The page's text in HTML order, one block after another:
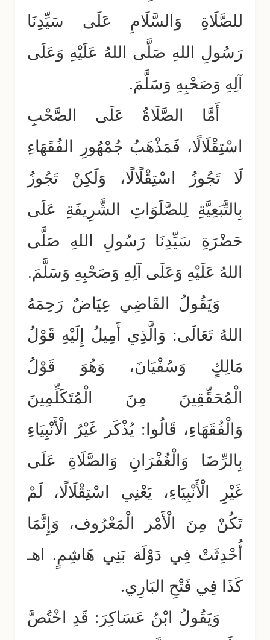
للصَّلَاةِ وَالسَّلَامِ عَلَى سَيِّدِنَا
رَسُولِ اللهِ صَلَّى اللهُ عَلَيْهِ وَعَلَى
آلِهِ وَصَحْبِهِ وَسَلَّمَ.
أَمَّا الصَّلَاةُ عَلَى الصَّحْبِ
اسْتِقْلَالًا، فَمَذْهَبُ جُمْهُورِ الفُقَهَاءِ
لَا تَجُوزُ اسْتِقْلًالًا، وَلَكِنْ تَجُوزُ
بِالتَّبَعِيَّةِ لِلصَّلَوَاتِ الشَّرِيفَةِ عَلَى
حَضْرَةِ سَيِّدِنَا رَسُولِ اللهِ صَلَّى
اللهُ عَلَيْهِ وَعَلَى آلِهِ وَصَحْبِهِ وَسَلَّمَ.
وَيَقُولُ القَاضِي عِيَاضٌ رَحِمَهُ
اللهُ تَعَالَى: وَالَّذِي أَمِيلُ إِلَيْهِ قَوْلُ
مَالِكٍ وَسُفْيَانَ، وَهُوَ قَوْلُ
الْمُحَقِّقِينَ مِنَ الْمُتَكَلِّمِينَ
وَالْفُقَهَاءِ، قَالُوا: يُذْكَر غَيْرُ الْأَنْبِيَاءِ
بِالرِّضَا وَالْغُفْرَانِ وَالصَّلَاةِ عَلَى
غَيْرِ الْأَنْبِيَاءِ، يَعْنِي اسْتِقْلَالًا، لَمْ
تَكُنْ مِنَ الْأَمْر الْمَعْرُوف، وَإِنَّمَا
أُحْدِثَتْ فِي دَوْلَة بَنِي هَاشِمٍ. اهـ
كَذَا فِي فَتْحِ البَارِي.
وَيَقُولُ ابْنُ عَسَاكِرَ: قَدِ اخْتُصَّ